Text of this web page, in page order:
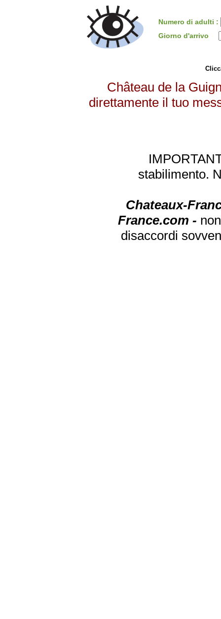
Numero di adulti :
Giorno d'arrivo
Château de la
direttamente il tuo
stabilimento.
Chateaux-
France.com -
disaccordi